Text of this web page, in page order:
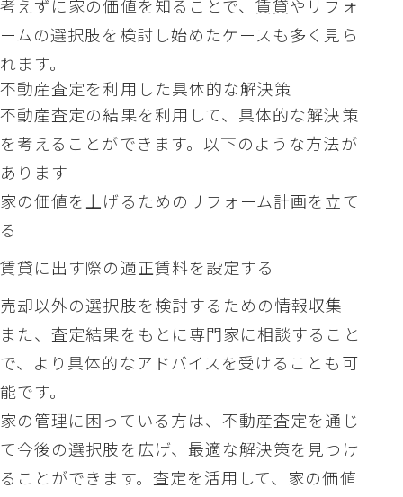
考えずに家の価値を知ることで、賃貸やリフォ
ームの選択肢を検討し始めたケースも多く見ら
れます。
不動産査定を利用した具体的な解決策
不動産査定の結果を利用して、具体的な解決策
を考えることができます。以下のような方法が
あります
家の価値を上げるためのリフォーム計画を立て
る
賃貸に出す際の適正賃料を設定する
売却以外の選択肢を検討するための情報収集
また、査定結果をもとに専門家に相談すること
で、より具体的なアドバイスを受けることも可
能です。
家の管理に困っている方は、不動産査定を通じ
て今後の選択肢を広げ、最適な解決策を見つけ
ることができます。査定を活用して、家の価値